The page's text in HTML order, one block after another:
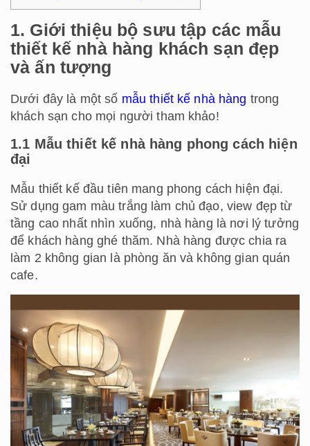
1. Giới thiệu bộ sưu tập các mẫu
thiết kế nhà hàng khách sạn đẹp
và ấn tượng
Dưới đây là một số mẫu thiết kế nhà hàng trong
khách sạn cho mọi người tham khảo!
1.1 Mẫu thiết kế nhà hàng phong cách hiện
đại
Mẫu thiết kế đầu tiên mang phong cách hiện đại.
Sử dụng gam màu trắng làm chủ đạo, view đẹp từ
tầng cao nhất nhìn xuống, nhà hàng là nơi lý tưởng
để khách hàng ghé thăm. Nhà hàng được chia ra
làm 2 không gian là phòng ăn và không gian quán
cafe.